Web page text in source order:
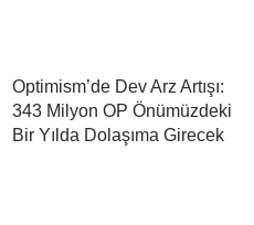
Optimism’de Dev Arz Artışı:
343 Milyon OP Önümüzdeki
Bir Yılda Dolaşıma Girecek